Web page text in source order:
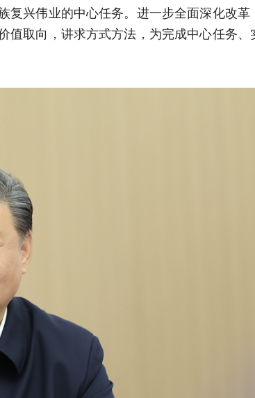
复兴伟业的中心任务。进一步全面深化改革
值取向，讲求方式方法，为完成中心任务、